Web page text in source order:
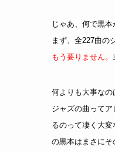
じゃあ、何で黒
まず、全227曲の
もう要りません。
何よりも大事なの
ジャズの曲って
るのって凄く大
の黒本はまさに